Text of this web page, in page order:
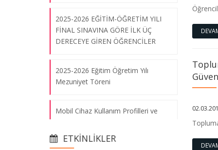
2025-2026 EĞİTİM-ÖĞRETİM YILI
FİNAL SINAVINA GÖRE İLK ÜÇ
DERECEYE GİREN ÖĞRENCİLER
2025-2026 Eğitim Öğretim Yılı
Mezuniyet Töreni
Mobil Cihaz Kullanım Profilleri ve
Araştırması
ETKINLIKLER
“Yine Yeniden Gelin Birlikte Kağıdı
Bağımlılıkla Mücadele İçin Narkotik
15.10.2023